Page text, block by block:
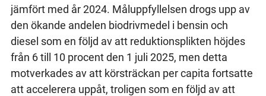
jämfört med år 2024. Måluppfyllelsen drogs upp av
den ökande andelen biodrivmedel i bensin och
diesel som en följd av att reduktionsplikten höjdes
från 6 till 10 procent den 1 juli 2025, men detta
motverkades av att körsträckan per capita fortsatte
att accelerera uppåt, troligen som en följd av att